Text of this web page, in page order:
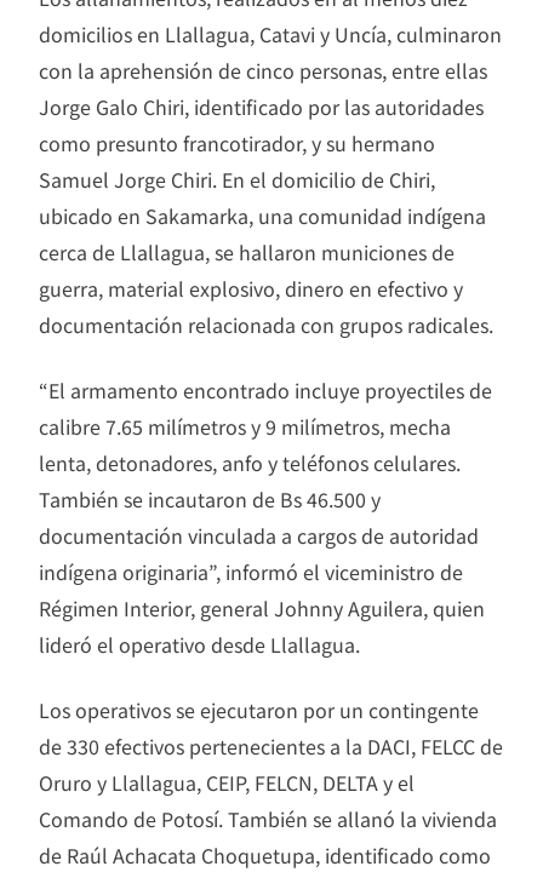
domicilios en Llallagua, Catavi y Uncía, culminaron
con la aprehensión de cinco personas, entre ellas
Jorge Galo Chiri, identificado por las autoridades
como presunto francotirador, y su hermano
Samuel Jorge Chiri. En el domicilio de Chiri,
ubicado en Sakamarka, una comunidad indígena
cerca de Llallagua, se hallaron municiones de
guerra, material explosivo, dinero en efectivo y
documentación relacionada con grupos radicales.
“El armamento encontrado incluye proyectiles de
calibre 7.65 milímetros y 9 milímetros, mecha
lenta, detonadores, anfo y teléfonos celulares.
También se incautaron de Bs 46.500 y
documentación vinculada a cargos de autoridad
indígena originaria”, informó el viceministro de
Régimen Interior, general Johnny Aguilera, quien
lideró el operativo desde Llallagua.
Los operativos se ejecutaron por un contingente
de 330 efectivos pertenecientes a la DACI, FELCC de
Oruro y Llallagua, CEIP, FELCN, DELTA y el
Comando de Potosí. También se allanó la vivienda
de Raúl Achacata Choquetupa, identificado como